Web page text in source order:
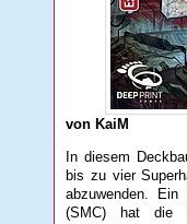
von KaiM
In diesem
bis zu vier
abzuwenden. Ein
(SMC) hat die